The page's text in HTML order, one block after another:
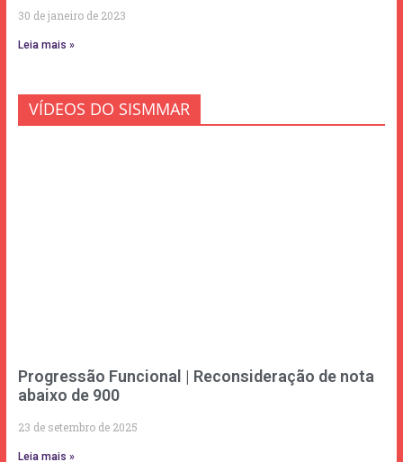
30 de janeiro de 2023
Leia mais »
VÍDEOS DO SISMMAR
Progressão Funcional | Reconsideração de nota
abaixo de 900
23 de setembro de 2025
Leia mais »